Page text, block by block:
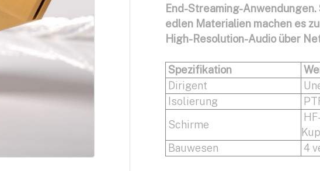
End-Streaming-Anwendungen.
edlen Materialien machen es
High-Resolution-Audio über
Spezifikation
Dirigent
Isolierung
Schirme
Bauwesen
4